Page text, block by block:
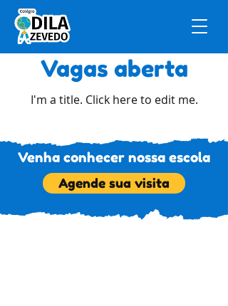
Vagas aberta
I'm a title. ​Click here to edit me.
Venha conhecer nossa escola
Agende sua visita